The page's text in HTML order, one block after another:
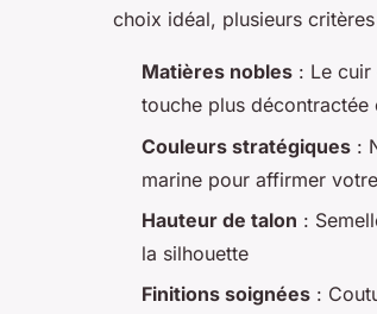
choix idéal, plusieurs
Matières nobles : Le
touche plus décontractée
Couleurs stratégiques :
marine pour affirmer
Hauteur de talon :
la silhouette
Finitions soignées :